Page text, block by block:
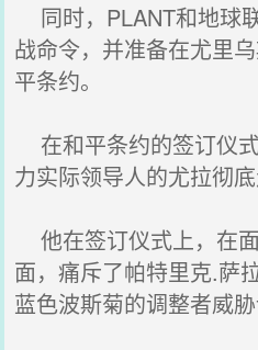
同时，PLANT和地球
战命令，并准备在尤里
平条约。
在和平条约的签订仪
力实际领导人的尤拉彻底
他在签订仪式上，在
面，痛斥了帕特里克.萨
蓝色波斯菊的调整者威胁